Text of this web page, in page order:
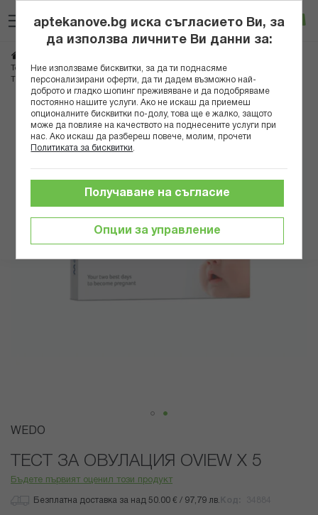
към
съдържанието
Вход
Тестове, пулсоксиметри, крачкомери, консумативи
ТЕСТ ЗА ОВУЛАЦИЯ OVIEW Х 5
Преминете
края
галерията
изображенията
Преминете
началото
WEDO
ТЕСТ ЗА ОВУЛАЦИЯ OVIEW Х 5
Бъдете първият оценил този продукт
Безплатна доставка за над 50.00 € / 97,79 лв.
aptekanove.bg иска съгласието Ви, за
да използва личните Ви данни за:
Ние използваме бисквитки, за да ти поднасяме
персонализирани оферти, да ти дадем възможно най-
доброто и гладко шопинг преживяване и да подобряваме
постоянно нашите услуги. Ако не искаш да приемеш
опционалните бисквитки по-долу, това ще е жалко, защото
може да повлияе на качеството на поднесените услуги при
нас. Ако искаш да разбереш повече, молим, прочети
Политиката за бисквитки
Опции за управление
Получаване на съгласие